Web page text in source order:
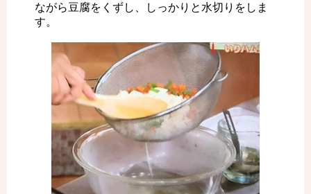
ながら豆腐をくずし、しっかりと水切りをしま
す。